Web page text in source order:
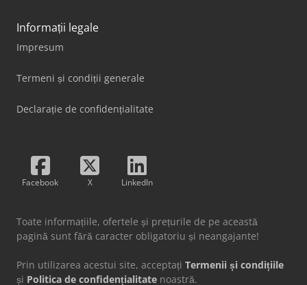
Informații legale
Impresum
Termeni și condiții generale
Declarație de confidențialitate
Facebook X LinkedIn
Toate informațiile, ofertele și prețurile de pe această
pagină sunt fără caracter obligatoriu și neangajante!
Prin utilizarea acestui site, acceptați Termenii și condițiile
și Politica de confidențialitate noastră.